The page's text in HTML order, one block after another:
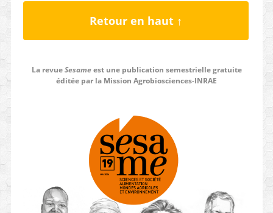
Retour en haut ↑
La revueSesameest une publication semestrielle gratuite
éditée par la Mission Agrobiosciences-INRAE